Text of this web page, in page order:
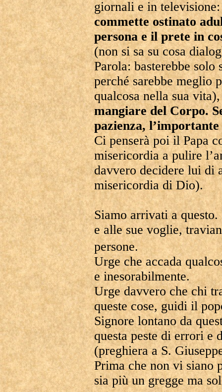
giornali e in
commette ostinato
persona e il prete in
(non si sa su cosa
Parola: basterebbe
perché sarebbe meglio
qualcosa nella sua
mangiare del Corpo.
pazienza,
Ci penserà poi il Papa
misericordia a pulire
davvero decidere lui di
misericordia di Dio).
Siamo arrivati a
e alle sue voglie,
persone.
Urge che accada
e inesorabilmente.
Urge davvero che chi
queste cose, guidi il
Signore lontano da
questa peste di errori e
(preghiera a S.
Prima che non vi siano
sia più un gregge ma